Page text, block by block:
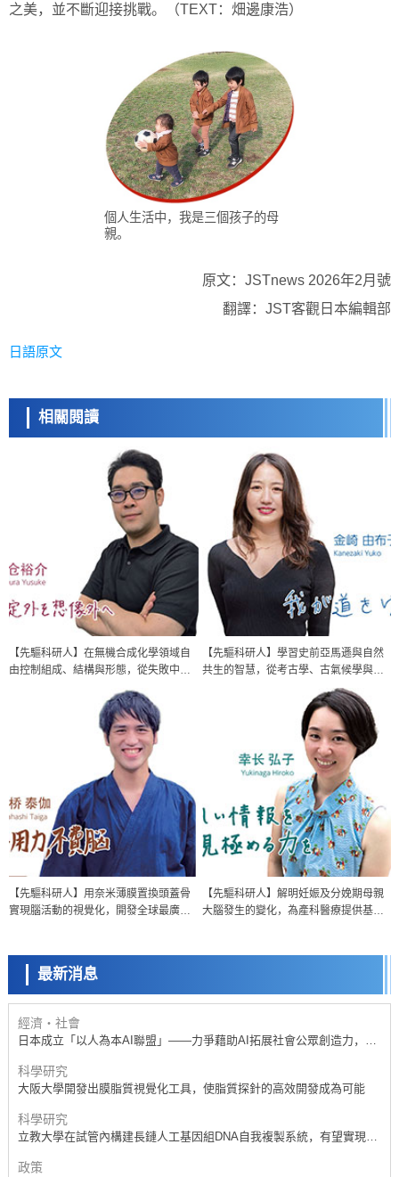
之美，並不斷迎接挑戰。（TEXT：畑邊康浩）
個人生活中，我是三個孩子的母
親。
原文：JSTnews 2026年2月號
翻譯：JST客觀日本編輯部
日語原文
相關閱讀
【先驅科研人】在無機合成化學領域自
由控制組成、結構與形態，從失敗中摸
【先驅科研人】學習史前亞馬遜與自然
共生的智慧，從考古學、古氣候學與古
【先驅科研人】用奈米薄膜置換頭蓋骨
實現腦活動的視覺化，開發全球最廣、
【先驅科研人】解明妊娠及分娩期母親
大腦發生的變化，為產科醫療提供基礎
最新消息
政策
日本科研費增設國際共同研究強化新類別，促進青年研究人員赴海外開
展研究
科學研究
京都大學高效生成光的構成單元「光子」，可應用於量子電腦
經濟・社會
日本成立「以人為本AI聯盟」——力爭藉助AI拓展社會公眾創造力，依
託產學合作推進研發
科學研究
大阪大學開發出膜脂質視覺化工具，使脂質探針的高效開發成為可能
科學研究
立教大學在試管內構建長鏈人工基因組DNA自我複製系統，有望實現攜
政策
日本科研費增設國際共同研究強化新類別，促進青年研究人員赴海外開
經濟・社會